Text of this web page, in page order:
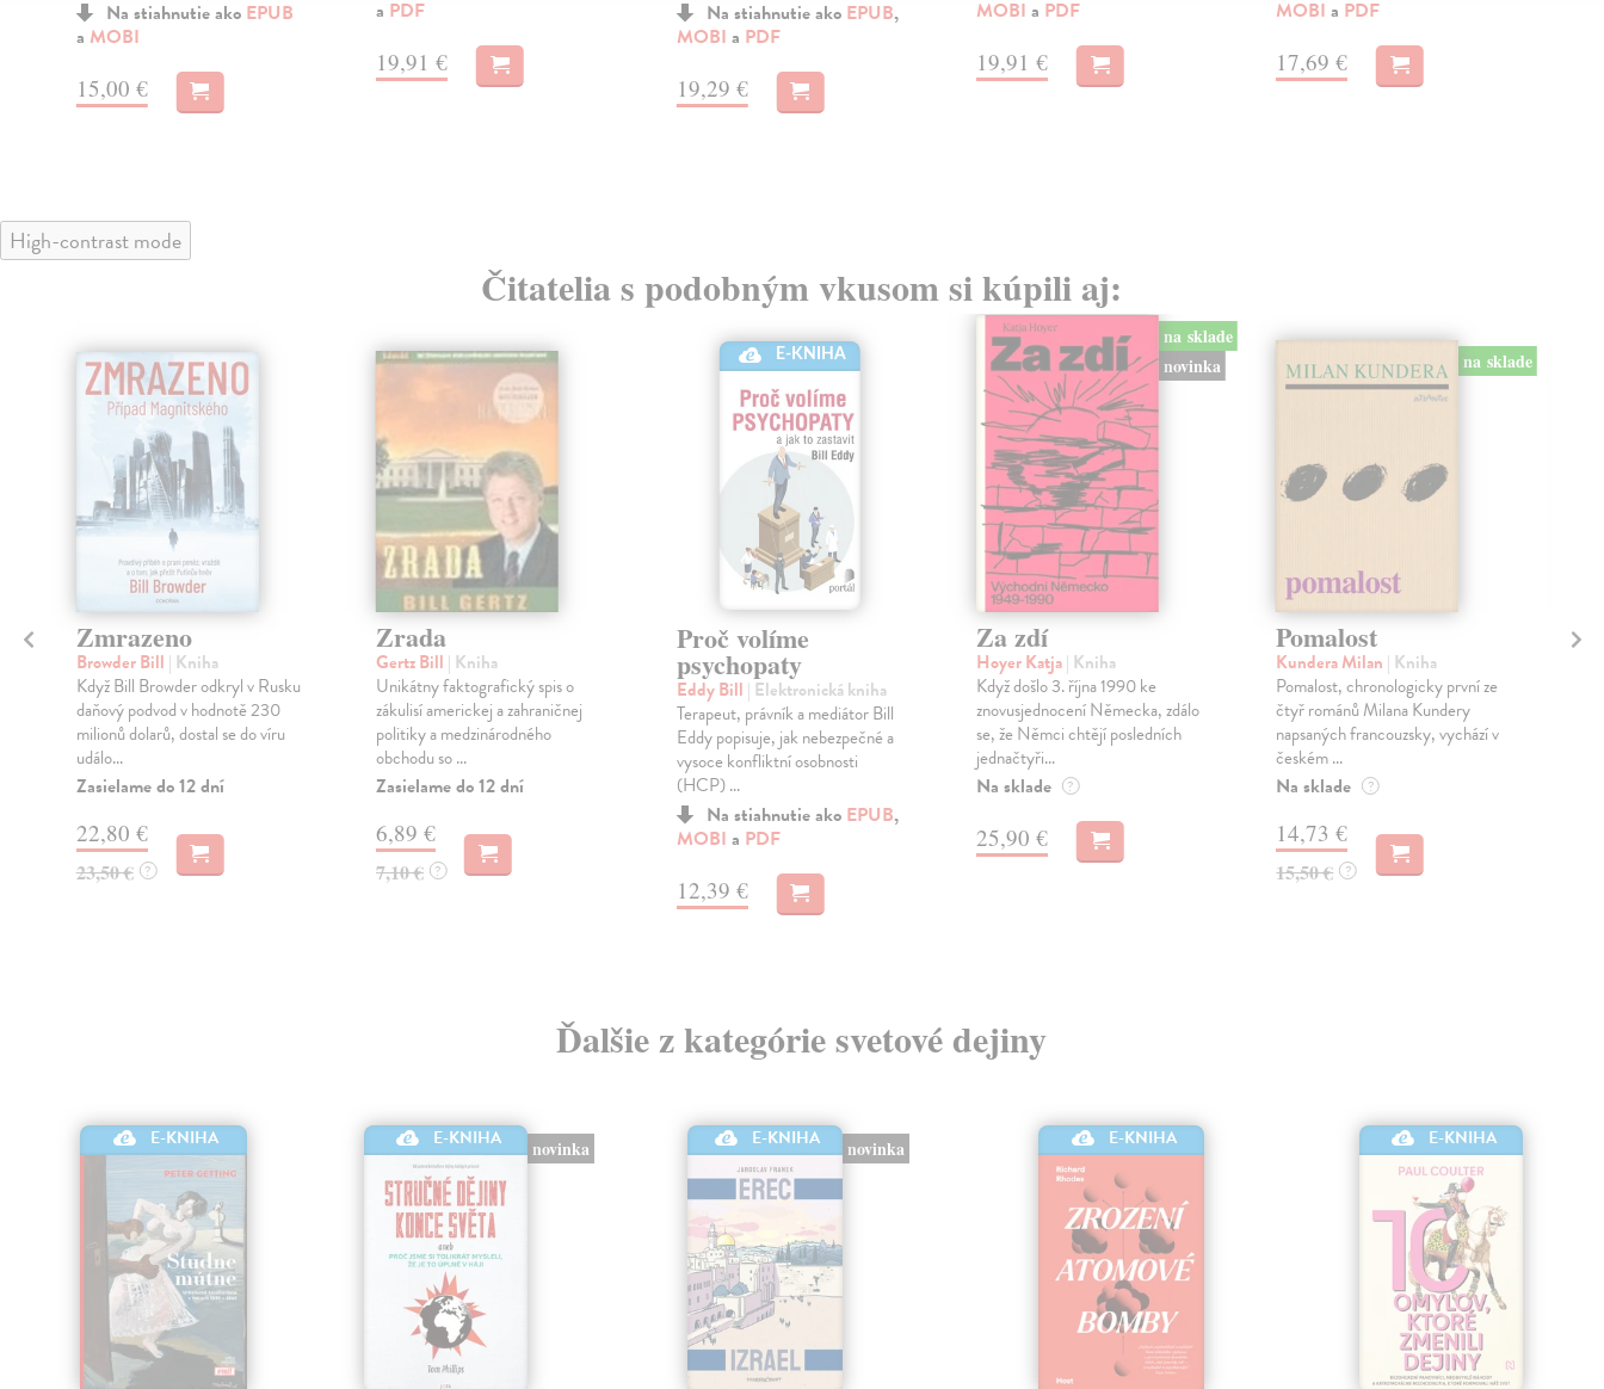
Na stiahnutie ako EPUB
a MOBI
15,00 €
a PDF
19,91 €
Na stiahnutie ako EPUB,
MOBI a PDF
19,29 €
MOBI a PDF
19,91 €
MOBI a PDF
17,69 €
High-contrast mode
Čitatelia s podobným vkusom si kúpili aj:
Zmrazeno
Browder Bill | Kniha
Když Bill Browder odkryl v Rusku
daňový podvod v hodnotě 230
milionů dolarů, dostal se do víru
událo...
Zasielame do 12 dní
22,80 €
23,50 € ?
Zrada
Gertz Bill | Kniha
Unikátny faktografický spis o
zákulisí americkej a zahraničnej
politiky a medzinárodného
obchodu so ...
Zasielame do 12 dní
6,89 €
7,10 € ?
E-KNIHA
Proč volíme
psychopaty
Eddy Bill | Elektronická kniha
Terapeut, právník a mediátor Bill
Eddy popisuje, jak nebezpečné a
vysoce konfliktní osobnosti
(HCP) ...
Na stiahnutie ako EPUB,
MOBI a PDF
12,39 €
na sklade
novinka
Za zdí
Hoyer Katja| Kniha
Když došlo 3. října 1990 ke
znovusjednocení Německa, zdálo
se, že Němci chtějí posledních
jednačtyři...
Na sklade ?
25,90 €
na sklade
Pomalost
Kundera Milan | Kniha
Pomalost, chronologicky první ze
čtyř románů Milana Kundery
napsaných francouzsky, vychází v
českém ...
Na sklade ?
14,73 €
15,50 € ?
Ďalšie z kategórie svetové dejiny
E-KNIHA E-KNIHA novinka E-KNIHA novinka E-KNIHA E-KNIHA